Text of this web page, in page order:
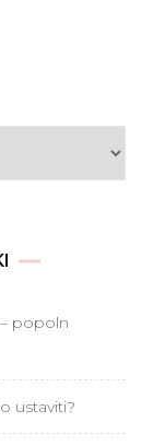
popoln
ustaviti?